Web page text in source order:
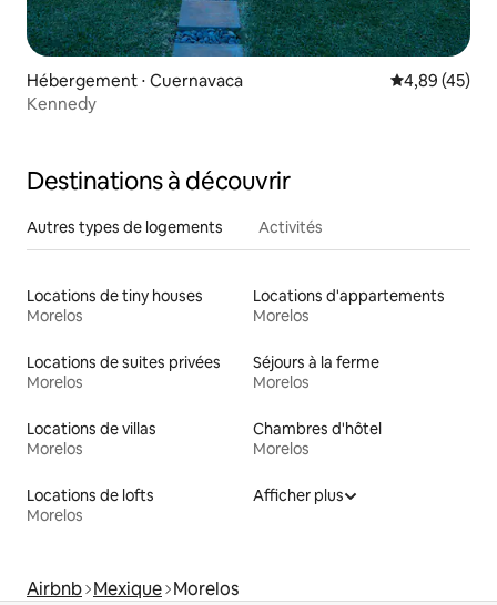
Hébergement ⋅ Cuernavaca Évaluation
4,89 (45)
Kennedy
Destinations à découvrir
Autres types de logements Activités
Locations de tiny houses
Morelos
Locations d'appartements
Morelos
Locations de suites privées
Morelos
Séjours à la ferme
Morelos
Locations de villas
Morelos
Chambres d'hôtel
Morelos
Locations de lofts
Morelos
Afficher plus
Airbnb Mexique Morelos